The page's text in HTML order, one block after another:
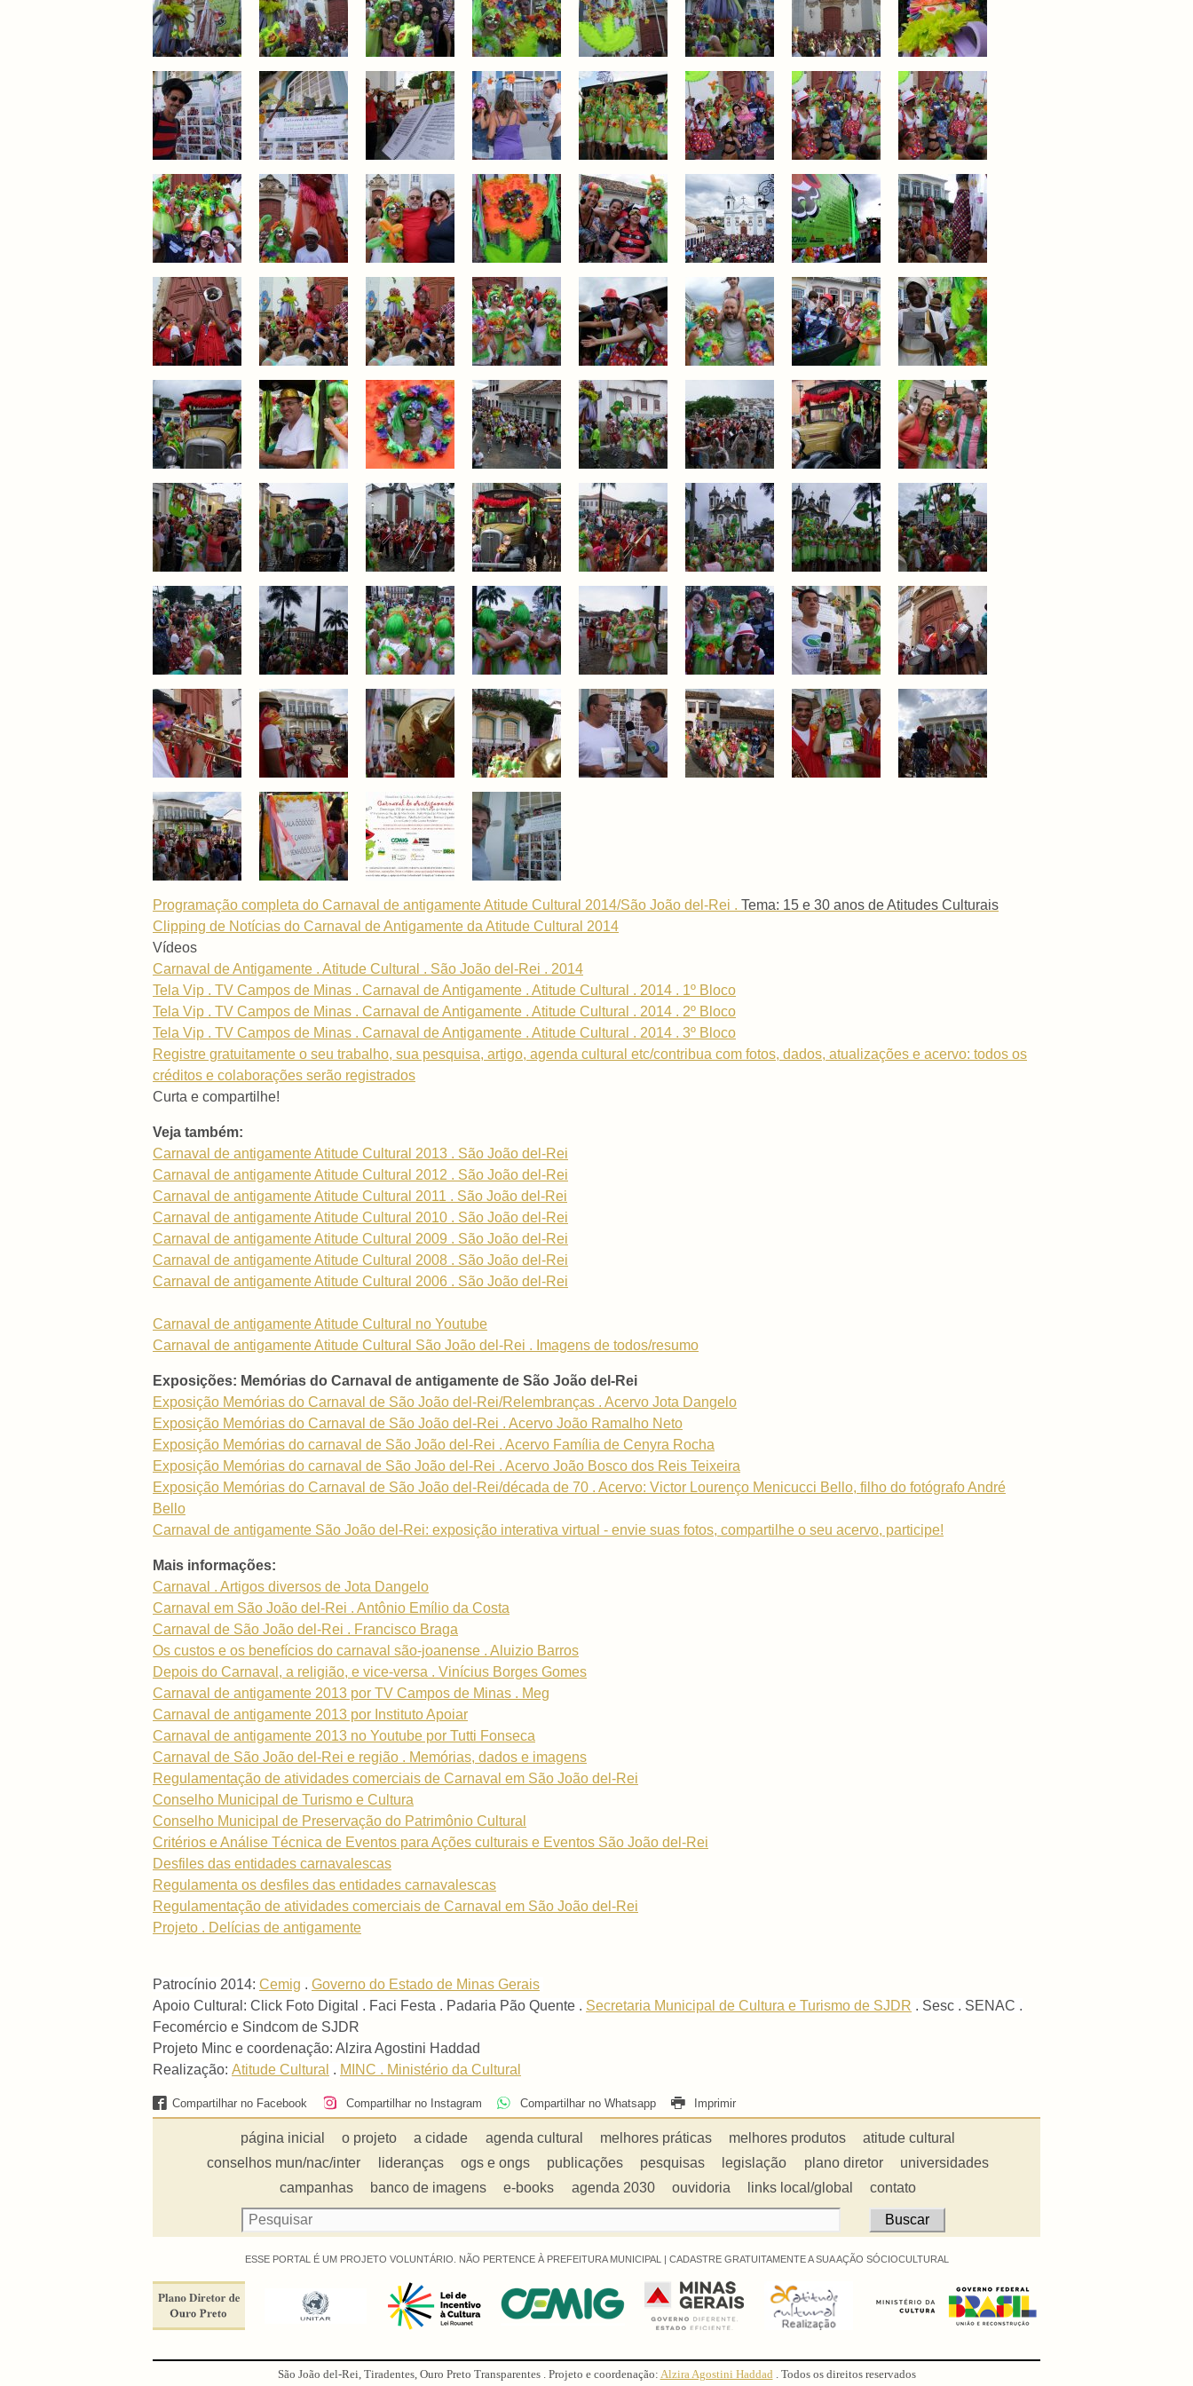
Programação completa do Carnaval de antigamente Atitude Cultural 2014/São João del-Rei . Tema: 15 e 30 anos de Atitudes Culturais
Clipping de Notícias do Carnaval de Antigamente da Atitude Cultural 2014
Vídeos
Carnaval de Antigamente . Atitude Cultural . São João del-Rei . 2014
Tela Vip . TV Campos de Minas . Carnaval de Antigamente . Atitude Cultural . 2014 . 1º Bloco
Tela Vip . TV Campos de Minas . Carnaval de Antigamente . Atitude Cultural . 2014 . 2º Bloco
Tela Vip . TV Campos de Minas . Carnaval de Antigamente . Atitude Cultural . 2014 . 3º Bloco
Registre gratuitamente o seu trabalho, sua pesquisa, artigo, agenda cultural etc/contribua com fotos, dados, atualizações e acervo: todos os
créditos e colaborações serão registrados
Curta e compartilhe!
Veja também:
Carnaval de antigamente Atitude Cultural 2013 . São João del-Rei
Carnaval de antigamente Atitude Cultural 2012 . São João del-Rei
Carnaval de antigamente Atitude Cultural 2011 . São João del-Rei
Carnaval de antigamente Atitude Cultural 2010 . São João del-Rei
Carnaval de antigamente Atitude Cultural 2009 . São João del-Rei
Carnaval de antigamente Atitude Cultural 2008 . São João del-Rei
Carnaval de antigamente Atitude Cultural 2006 . São João del-Rei
Carnaval de antigamente Atitude Cultural no Youtube
Carnaval de antigamente Atitude Cultural São João del-Rei . Imagens de todos/resumo
Exposições: Memórias do Carnaval de antigamente de São João del-Rei
Exposição Memórias do Carnaval de São João del-Rei/Relembranças . Acervo Jota Dangelo
Exposição Memórias do Carnaval de São João del-Rei . Acervo João Ramalho Neto
Exposição Memórias do carnaval de São João del-Rei . Acervo Família de Cenyra Rocha
Exposição Memórias do carnaval de São João del-Rei . Acervo João Bosco dos Reis Teixeira
Exposição Memórias do Carnaval de São João del-Rei/década de 70 . Acervo: Victor Lourenço Menicucci Bello, filho do fotógrafo André
Bello
Carnaval de antigamente São João del-Rei: exposição interativa virtual - envie suas fotos, compartilhe o seu acervo, participe!
Mais informações:
Carnaval . Artigos diversos de Jota Dangelo
Carnaval em São João del-Rei . Antônio Emílio da Costa
Carnaval de São João del-Rei . Francisco Braga
Os custos e os benefícios do carnaval são-joanense . Aluizio Barros
Depois do Carnaval, a religião, e vice-versa . Vinícius Borges Gomes
Carnaval de antigamente 2013 por TV Campos de Minas . Meg
Carnaval de antigamente 2013 por Instituto Apoiar
Carnaval de antigamente 2013 no Youtube por Tutti Fonseca
Carnaval de São João del-Rei e região . Memórias, dados e imagens
Regulamentação de atividades comerciais de Carnaval em São João del-Rei
Conselho Municipal de Turismo e Cultura
Conselho Municipal de Preservação do Patrimônio Cultural
Critérios e Análise Técnica de Eventos para Ações culturais e Eventos São João del-Rei
Desfiles das entidades carnavalescas
Regulamenta os desfiles das entidades carnavalescas
Regulamentação de atividades comerciais de Carnaval em São João del-Rei
Projeto . Delícias de antigamente
Patrocínio 2014: Cemig . Governo do Estado de Minas Gerais
Apoio Cultural: Click Foto Digital . Faci Festa . Padaria Pão Quente . Secretaria Municipal de Cultura e Turismo de SJDR . Sesc . SENAC .
Fecomércio e Sindcom de SJDR
Projeto Minc e coordenação: Alzira Agostini Haddad
Realização: Atitude Cultural . MINC . Ministério da Cultural
Compartilhar no Facebook Compartilhar no Instagram Compartilhar no Whatsapp Imprimir
página inicial o projeto a cidade agenda cultural melhores práticas melhores produtos
atitude cultural
conselhos mun/nac/inter
lideranças ogs e ongs publicações pesquisas legislação plano diretor
universidades
campanhas
banco de imagens e-books agenda 2030 ouvidoria links local/global contato
ESSE PORTAL É UM PROJETO VOLUNTÁRIO. NÃO PERTENCE À PREFEITURA MUNICIPAL | CADASTRE GRATUITAMENTE A SUA AÇÃO SÓCIOCULTURAL
São João del-Rei, Tiradentes, Ouro Preto Transparentes . Projeto e coordenação: Alzira Agostini Haddad . Todos os direitos reservados